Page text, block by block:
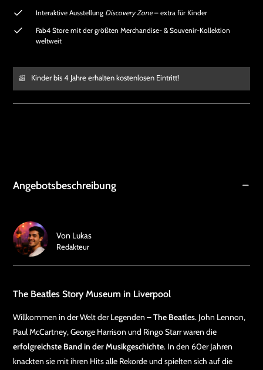
Interaktive Ausstellung Discovery Zone– extra für Kinder
Fab4 Store mit der größten Merchandise- & Souvenir-Kollektion
weltweit
Kinder bis 4 Jahre erhalten kostenlosen Eintritt!
Angebotsbeschreibung
The Beatles Story Museum in Liverpool
Willkommen in der Welt der Legenden –The Beatles. John Lennon,
Paul McCartney, George Harrison und Ringo Starr waren die
erfolgreichste Band in der Musikgeschichte. In den 60er Jahren
knackten sie mit ihren Hits alle Rekorde und spielten sich auf die
Von Lukas
Redakteur